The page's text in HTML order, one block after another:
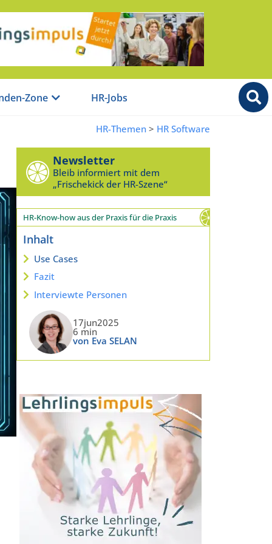
Zone HR-Jobs
HR-Themen > HR Software
Newsletter
Bleib informiert mit dem
„Frischekick der HR-Szene“
HR-Know-how aus der Praxis für die Praxis
Inhalt
Use Cases
Fazit
Interviewte Personen
17jun2025
6 min
von Eva SELAN